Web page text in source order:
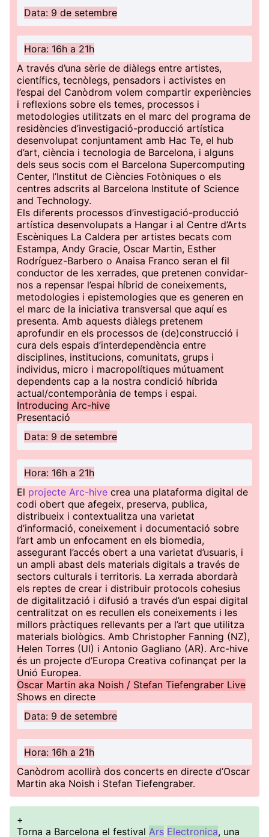
Data: 9 de setembre
Hora: 16h a 21h
A través d’una sèrie de diàlegs entre artistes,
científics, tecnòlegs, pensadors i activistes en
l’espai del Canòdrom volem compartir experiències
i reflexions sobre els temes, processos i
metodologies utilitzats en el marc del programa de
residències d’investigació-producció artística
desenvolupat conjuntament amb Hac Te, el hub
d’art, ciència i tecnologia de Barcelona, ​​i alguns
dels seus socis com el Barcelona Supercomputing
Center, l’Institut de Ciències Fotòniques o els
centres adscrits al Barcelona Institute of Science
and Technology.
Els diferents processos d’investigació-producció
artística desenvolupats a Hangar i al Centre d’Arts
Escèniques La Caldera per artistes becats com
Estampa, Andy Gracie, Oscar Martin, Esther
Rodríguez-Barbero o Anaisa Franco seran el fil
conductor de les xerrades, que pretenen convidar-
nos a repensar l’espai híbrid de coneixements,
metodologies i epistemologies que es generen en
el marc de la iniciativa transversal que aquí es
presenta. Amb aquests diàlegs pretenem
aprofundir en els processos de (de)construcció i
cura dels espais d’interdependència entre
disciplines, institucions, comunitats, grups i
individus, micro i macropolítiques mútuament
dependents cap a la nostra condició híbrida
actual/contemporània de temps i espai.
Introducing Arc-hive
Presentació
Data: 9 de setembre
Hora: 16h a 21h
El projecte Arc-hive crea una plataforma digital de
codi obert que afegeix, preserva, publica,
distribueix i contextualitza una varietat
d’informació, coneixement i documentació sobre
l’art amb un enfocament en els biomedia,
assegurant l’accés obert a una varietat d’usuaris, i
un ampli abast dels materials digitals a través de
sectors culturals i territoris. La xerrada abordarà
els reptes de crear i distribuir protocols cohesius
de digitalització i difusió a través d’un espai digital
centralitzat on es recullen els coneixements i les
millors pràctiques rellevants per a l’art que utilitza
materials biològics. Amb Christopher Fanning (NZ),
Helen Torres (UI) i Antonio Gagliano (AR). Arc-hive
és un projecte d’Europa Creativa cofinançat per la
Unió Europea.
Oscar Martin aka Noish / Stefan Tiefengraber Live
Shows en directe
Data: 9 de setembre
Hora: 16h a 21h
Canòdrom acollirà dos concerts en directe d’Oscar
Martin aka Noish i Stefan Tiefengraber.
+
Torna a Barcelona el festival Ars Electronica, una